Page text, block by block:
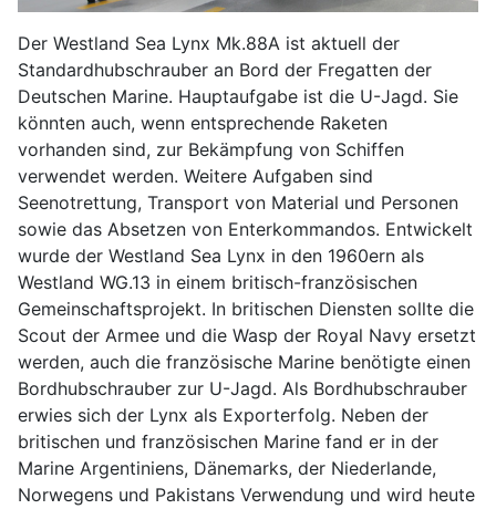
Der Westland Sea Lynx Mk.88A ist aktuell der
Standardhubschrauber an Bord der Fregatten der
Deutschen Marine. Hauptaufgabe ist die U-Jagd. Sie
könnten auch, wenn entsprechende Raketen
vorhanden sind, zur Bekämpfung von Schiffen
verwendet werden. Weitere Aufgaben sind
Seenotrettung, Transport von Material und Personen
sowie das Absetzen von Enterkommandos. Entwickelt
wurde der Westland Sea Lynx in den 1960ern als
Westland WG.13 in einem britisch-französischen
Gemeinschaftsprojekt. In britischen Diensten sollte die
Scout der Armee und die Wasp der Royal Navy ersetzt
werden, auch die französische Marine benötigte einen
Bordhubschrauber zur U-Jagd. Als Bordhubschrauber
erwies sich der Lynx als Exporterfolg. Neben der
britischen und französischen Marine fand er in der
Marine Argentiniens, Dänemarks, der Niederlande,
Norwegens und Pakistans Verwendung und wird heute